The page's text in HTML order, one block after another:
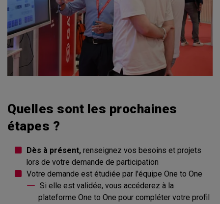
Quelles sont les prochaines
étapes ?
Dès à présent, renseignez vos besoins et projets
lors de votre demande de participation
Votre demande est étudiée par l'équipe One to One
Si elle est validée, vous accéderez à la
plateforme One to One pour compléter votre profil